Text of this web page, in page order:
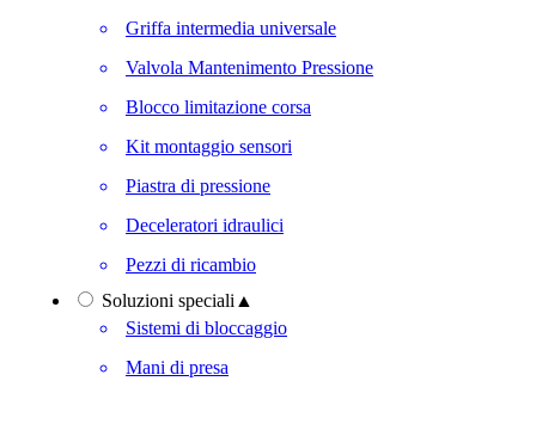
Griffa intermedia universale
Valvola Mantenimento Pressione
Blocco limitazione corsa
Kit montaggio sensori
Piastra di pressione
Deceleratori idraulici
Pezzi di ricambio
Soluzioni speciali ▲
Sistemi di bloccaggio
Mani di presa